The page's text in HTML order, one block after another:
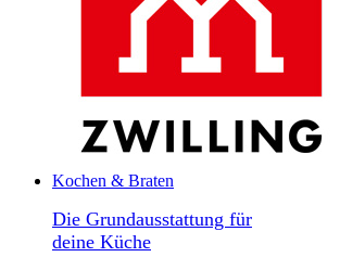
Kochen & Braten
Die Grundausstattung für
deine Küche